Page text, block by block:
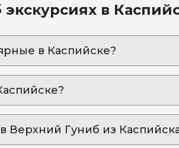
в
в Каспийске?
Горы будут звать обратно, а
и «язык тролля» из
стороны, прикоснётесь к его
"Сары-кум" из Каспийска
в Верхний Гуниб из